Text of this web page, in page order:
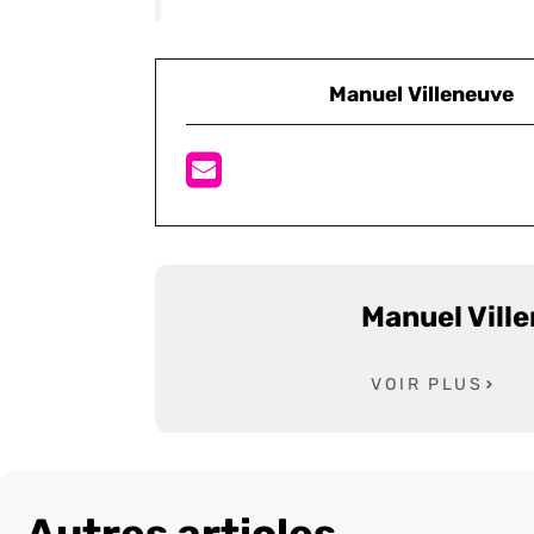
Manuel Villeneuve
Manuel
VOIR PLUS